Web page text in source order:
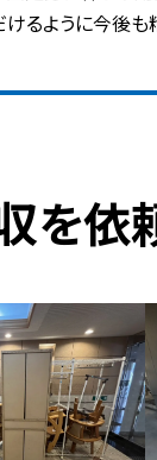
るように今後
を依